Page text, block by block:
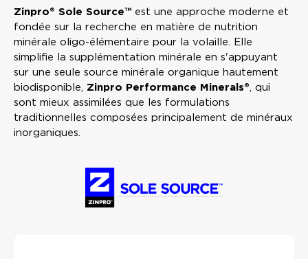
Zinpro® Sole Source™ est une approche moderne et
fondée sur la recherche en matière de nutrition
minérale oligo-élémentaire pour la volaille. Elle
simplifie la supplémentation minérale en s'appuyant
sur une seule source minérale organique hautement
biodisponible, Zinpro Performance Minerals®, qui
sont mieux assimilées que les formulations
traditionnelles composées principalement de minéraux
inorganiques. ​